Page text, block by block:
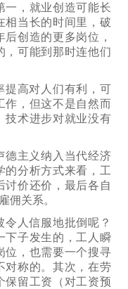
一，就业创造可能长
相当长的时间里，破
创造的更多岗位，
，可能到那时连他们
提高对人们有利，可
作，但这不是自然而
技术进步对就业没有
德主义纳入当代经济
的分析方式来看，工
讨价还价，最后各自
佣关系。
令人信服地批倒 呢？
下子发生的 ，工人瞬
位，也需要一个搜寻
对称的。其次，在劳
保留工资（对工资预